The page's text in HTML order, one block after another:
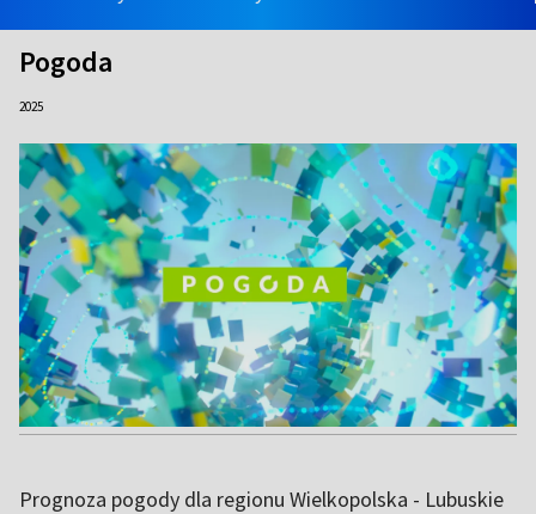
Pogoda
2025
Prognoza pogody dla regionu Wielkopolska - Lubuskie